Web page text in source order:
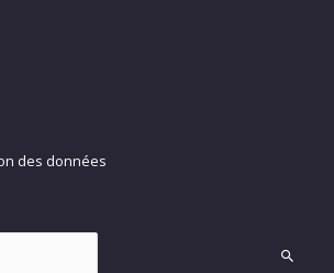
des données